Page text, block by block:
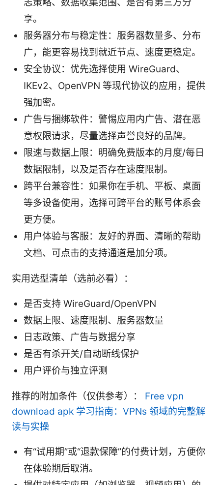
志策略、数据收集范围、是否有第三方分
享。
服务器分布与稳定性：服务器数量多、分布
广，能更容易找到就近节点、速度更稳定。
安全协议：优先选择使用 WireGuard、
IKEv2、OpenVPN 等现代协议的应用，提供
强加密。
广告与捆绑软件：警惕应用内广告、潜在恶
意权限请求，尽量选择声誉良好的品牌。
限速与数据上限：明确免费版本的月度/每日
数据限制，以及是否存在速度限制。
跨平台兼容性：如果你在手机、平板、桌面
等多设备使用，选择可跨平台的账号体系会
更方便。
用户体验与客服：友好的界面、清晰的帮助
文档、可点击的支持通道是加分项。
实用选型清单（选前必看）：
是否支持 WireGuard/OpenVPN
数据上限、速度限制、服务器数量
日志政策、广告与数据分享
是否有杀开关/自动断线保护
用户评价与独立评测
推荐的附加条件（仅供参考）： Free vpn
download apk 学习指南：VPNs 领域的完整解
读与实操
有“试用期”或“退款保障”的付费计划，方便你
在体验期后取消。